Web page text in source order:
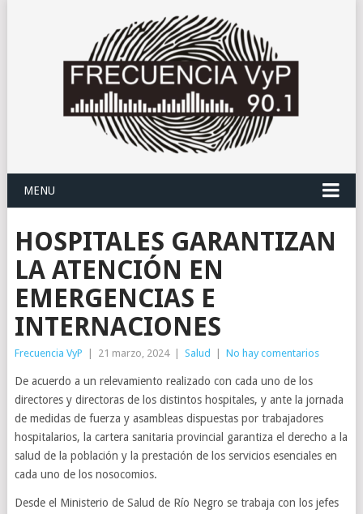
MENU
HOSPITALES GARANTIZAN
LA ATENCIÓN EN
EMERGENCIAS E
INTERNACIONES
Frecuencia VyP 21 marzo, 2024 Salud No hay comentarios
De acuerdo a un relevamiento realizado con cada uno de los
directores y directoras de los distintos hospitales, y ante la jornada
de medidas de fuerza y asambleas dispuestas por trabajadores
hospitalarios, la cartera sanitaria provincial garantiza el derecho a la
salud de la población y la prestación de los servicios esenciales en
cada uno de los nosocomios.
Desde el Ministerio de Salud de Río Negro se trabaja con los jefes